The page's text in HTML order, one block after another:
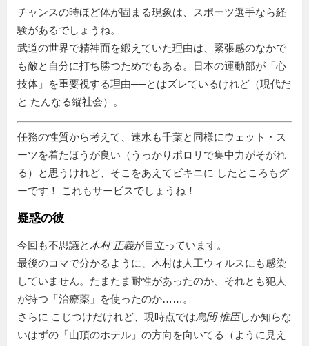
チャンスの時ほど体が固まる現象は、スポーツ選手なら経
験があるでしょうね。
武道の世界で精神面を鍛えていた理由は、緊張感のなかで
も敵と自分に打ち勝つためでもある。日本の運動部が「心
技体」を重要視する理由──とはズレているけれど（現代だ
と たんなる縦社会）。
任務の性質から考えて、速水も千葉と同様にウェット・ス
ーツを着たほうが良い（うっかりポロリで集中力がそがれ
る）と思うけれど、そこをあえてビキニに したところもグ
ーです！ これもサービスでしょうね！
疑惑の彼
今回も不思議と 木村 正義が目立っています。
最後のコマで分かるように、木村は人工ウィルスにも感染
していません。たまたま耐性があったのか、それとも犯人
が持つ
治療薬
を使ったのか……。
さらに こじつけだけれど、現時点では烏間 惟臣しか知らな
いはずの「山頂のホテル」の方向を向いてる（ように見え